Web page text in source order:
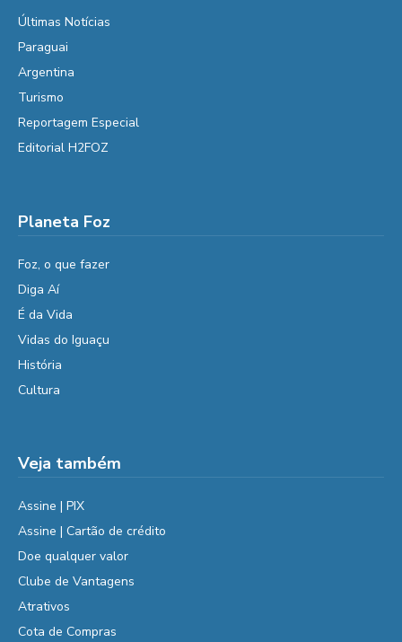
Últimas Notícias
Paraguai
Argentina
Turismo
Reportagem Especial
Editorial H2FOZ
Planeta Foz
Foz, o que fazer
Diga Aí
É da Vida
Vidas do Iguaçu
História
Cultura
Veja também
Assine | PIX
Assine | Cartão de crédito
Doe qualquer valor
Clube de Vantagens
Atrativos
Cota de Compras